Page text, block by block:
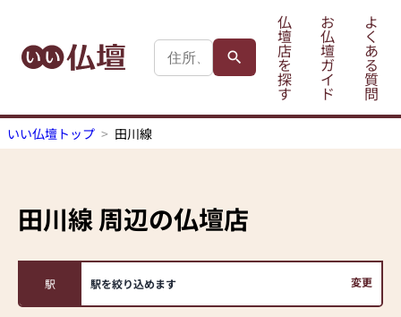
仏
壇
店
を
探
す
お
仏
壇
ガ
イ
ド
よ
く
あ
る
質
問
いい仏壇トップ 田川線
田川線周辺の仏壇店
駅 駅を絞り込めます 変更